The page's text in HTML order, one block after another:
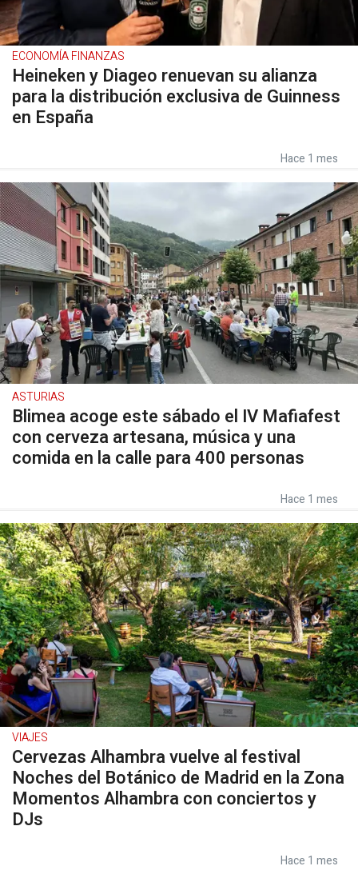
ECONOMÍA FINANZAS
Heineken y Diageo renuevan su alianza
para la distribución exclusiva de Guinness
en España
Hace 1 mes
ASTURIAS
Blimea acoge este sábado el IV Mafiafest
con cerveza artesana, música y una
comida en la calle para 400 personas
Hace 1 mes
VIAJES
Cervezas Alhambra vuelve al festival
Noches del Botánico de Madrid en la Zona
Momentos Alhambra con conciertos y
DJs
Hace 1 mes